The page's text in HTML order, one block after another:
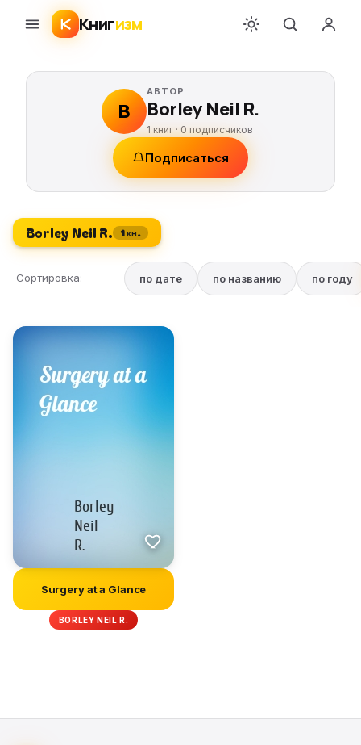
Книгизм
B
АВТОР
Borley Neil R.
1 книг ·0 подписчиков
Подписаться
Borley Neil R. 1 кн.
Сортировка: по дате по названию по году
Surgery at a Glance
BORLEY NEIL R.